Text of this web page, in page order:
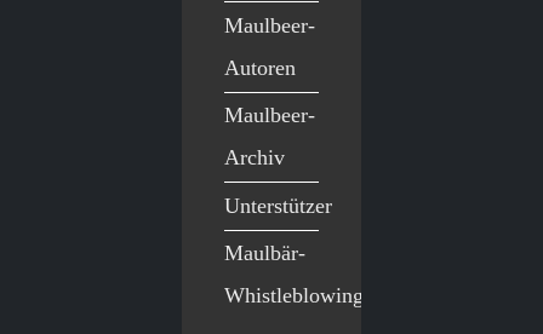
Maulbeer-
Autoren
Maulbeer-
Archiv
Unterstützer
Maulbär-
Whistleblowing